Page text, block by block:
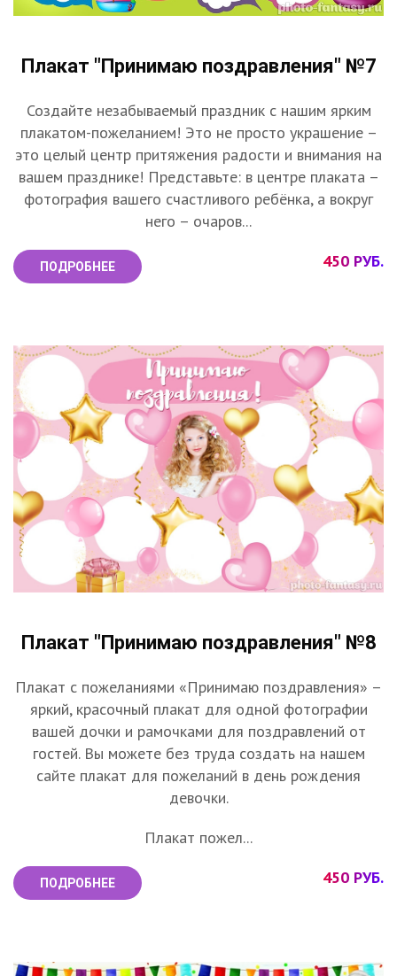
Плакат "Принимаю поздравления" №7
Создайте незабываемый праздник с нашим ярким
плакатом-пожеланием! Это не просто украшение –
это целый центр притяжения радости и внимания на
вашем празднике! Представьте: в центре плаката –
фотография вашего счастливого ребёнка, а вокруг
него – очаров...
ПОДРОБНЕЕ 450 РУБ.
Плакат "Принимаю поздравления" №8
Плакат с пожеланиями «Принимаю поздравления» –
яркий, красочный плакат для одной фотографии
вашей дочки и рамочками для поздравлений от
гостей. Вы можете без труда создать на нашем
сайте плакат для пожеланий в день рождения
девочки.
Плакат пожел...
ПОДРОБНЕЕ 450 РУБ.